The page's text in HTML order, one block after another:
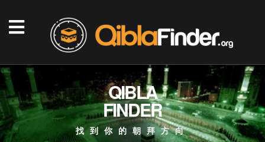
QIBLA
FINDER
找到你的朝拜方向